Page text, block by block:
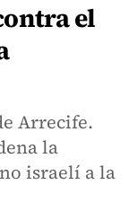
el
Arrecife.
la
israelí a la